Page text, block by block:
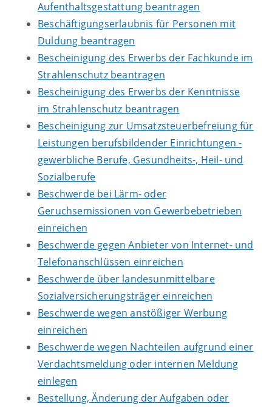
Aufenthaltsgestattung beantragen
Beschäftigungserlaubnis für Personen mit
Duldung beantragen
Bescheinigung des Erwerbs der Fachkunde im
Strahlenschutz beantragen
Bescheinigung des Erwerbs der Kenntnisse
im Strahlenschutz beantragen
Bescheinigung zur Umsatzsteuerbefreiung für
Leistungen berufsbildender Einrichtungen -
gewerbliche Berufe, Gesundheits-, Heil- und
Sozialberufe
Beschwerde bei Lärm- oder
Geruchsemissionen von Gewerbebetrieben
einreichen
Beschwerde gegen Anbieter von Internet- und
Telefonanschlüssen einreichen
Beschwerde über landesunmittelbare
Sozialversicherungsträger einreichen
Beschwerde wegen anstößiger Werbung
einreichen
Beschwerde wegen Nachteilen aufgrund einer
Verdachtsmeldung oder internen Meldung
einlegen
Bestellung, Änderung der Aufgaben oder